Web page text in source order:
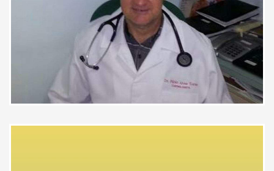
Atencioso entendido fabio é o
melhor medico vale a pena
Paciente